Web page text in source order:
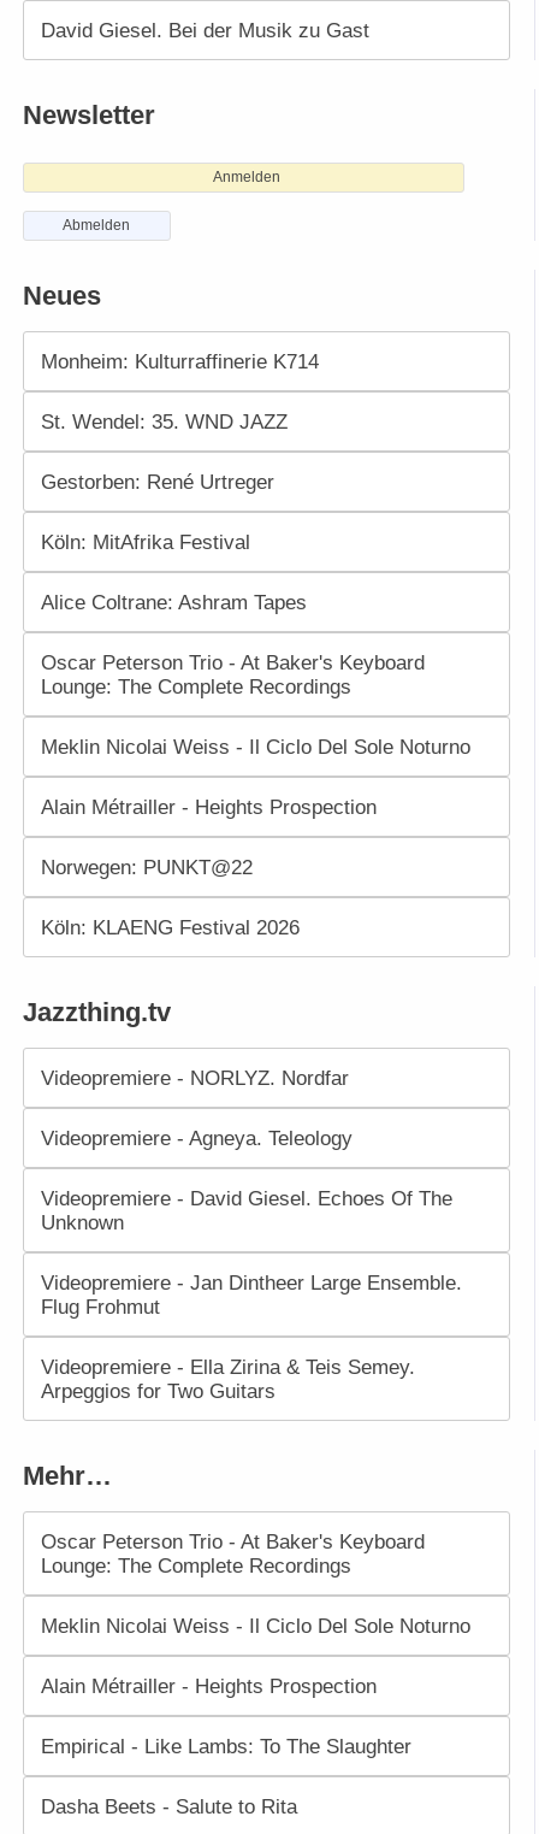
David Giesel. Bei der Musik zu Gast
Newsletter
Anmelden
Abmelden
Neues
Monheim: Kulturraffinerie K714
St. Wendel: 35. WND JAZZ
Gestorben: René Urtreger
Köln: MitAfrika Festival
Alice Coltrane: Ashram Tapes
Oscar Peterson Trio - At Baker's Keyboard
Lounge: The Complete Recordings
Meklin Nicolai Weiss - Il Ciclo Del Sole Noturno
Alain Métrailler - Heights Prospection
Norwegen: PUNKT@22
Köln: KLAENG Festival 2026
Jazzthing.tv
Videopremiere - NORLYZ. Nordfar
Videopremiere - Agneya. Teleology
Videopremiere - David Giesel. Echoes Of The
Unknown
Videopremiere - Jan Dintheer Large Ensemble.
Flug Frohmut
Videopremiere - Ella Zirina & Teis Semey.
Arpeggios for Two Guitars
Mehr…
Oscar Peterson Trio - At Baker's Keyboard
Lounge: The Complete Recordings
Meklin Nicolai Weiss - Il Ciclo Del Sole Noturno
Alain Métrailler - Heights Prospection
Empirical - Like Lambs: To The Slaughter
Dasha Beets - Salute to Rita